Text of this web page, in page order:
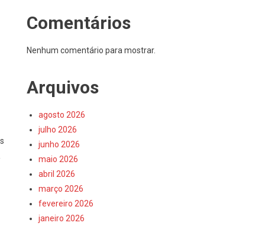
Comentários
Nenhum comentário para mostrar.
Arquivos
agosto 2026
julho 2026
junho 2026
maio 2026
abril 2026
março 2026
fevereiro 2026
janeiro 2026